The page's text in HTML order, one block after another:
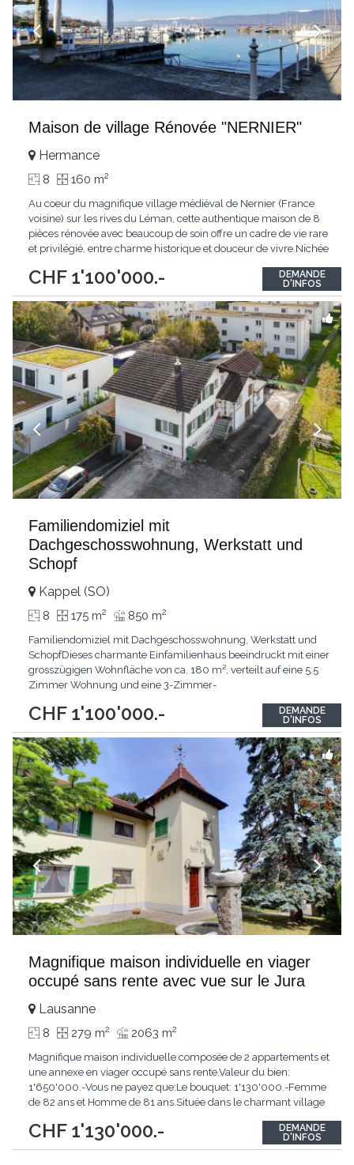
Maison de village Rénovée "NERNIER"
CHF 1'100'000.-
Hermance
8 160 m2
Au coeur du magnifique village médiéval de Nernier (France
voisine) sur les rives du Léman, cette authentique maison de 8
pièces rénovée avec beaucoup de soin offre un cadre de vie rare
et privilégié, entre charme historique et douceur de vivre.Nichée
d'un environnement calme, à quelques mètres seulement du
lac et du port.Dès...
DEMANDE
D'INFOS
Familiendomiziel mit
Dachgeschosswohnung, Werkstatt und
Schopf
CHF 1'100'000.-
Kappel (SO)
8 175 m2 850 m2
Familiendomiziel mit Dachgeschosswohnung, Werkstatt und
SchopfDieses charmante Einfamilienhaus beeindruckt mit einer
grosszügigen Wohnfläche von ca. 180 m², verteilt auf eine 5.5
Zimmer Wohnung und eine 3-Zimmer-
Grundstücksfläche von 856 m² wird ergänzt mit einer
Werkstatt und einem Büro sowie einem zusätzlichen Schopf.
Der kombinierte Charakter aus
...
DEMANDE
D'INFOS
Magnifique maison individuelle en viager
occupé sans rente avec vue sur le Jura
CHF 1'130'000.-
Lausanne
8 279 m2 2063 m2
Magnifique maison individuelle composée de 2 appartements et
une annexe en viager occupé sans rente.Valeur du bien:
1'650'000.-Vous ne payez que:Le bouquet: 1'130'000.-Femme
de 82 ans et Homme de 81 ans.Située dans le charmant village
proposée en viager occupé sans rente représente une
excellente opportunité d'investissement patrimonial...
DEMANDE
D'INFOS